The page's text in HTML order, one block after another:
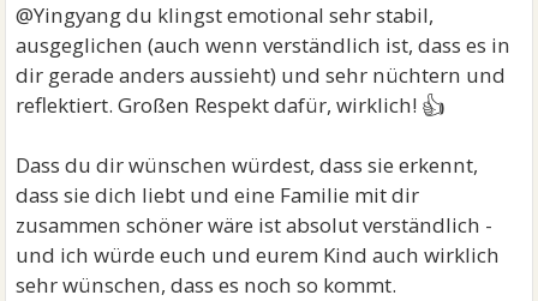
@Yingyang du klingst emotional sehr stabil,
ausgeglichen (auch wenn verständlich ist, dass es in
dir gerade anders aussieht) und sehr nüchtern und
reflektiert. Großen Respekt dafür, wirklich! 👍
Dass du dir wünschen würdest, dass sie erkennt,
dass sie dich liebt und eine Familie mit dir
zusammen schöner wäre ist absolut verständlich -
und ich würde euch und eurem Kind auch wirklich
sehr wünschen, dass es noch so kommt.